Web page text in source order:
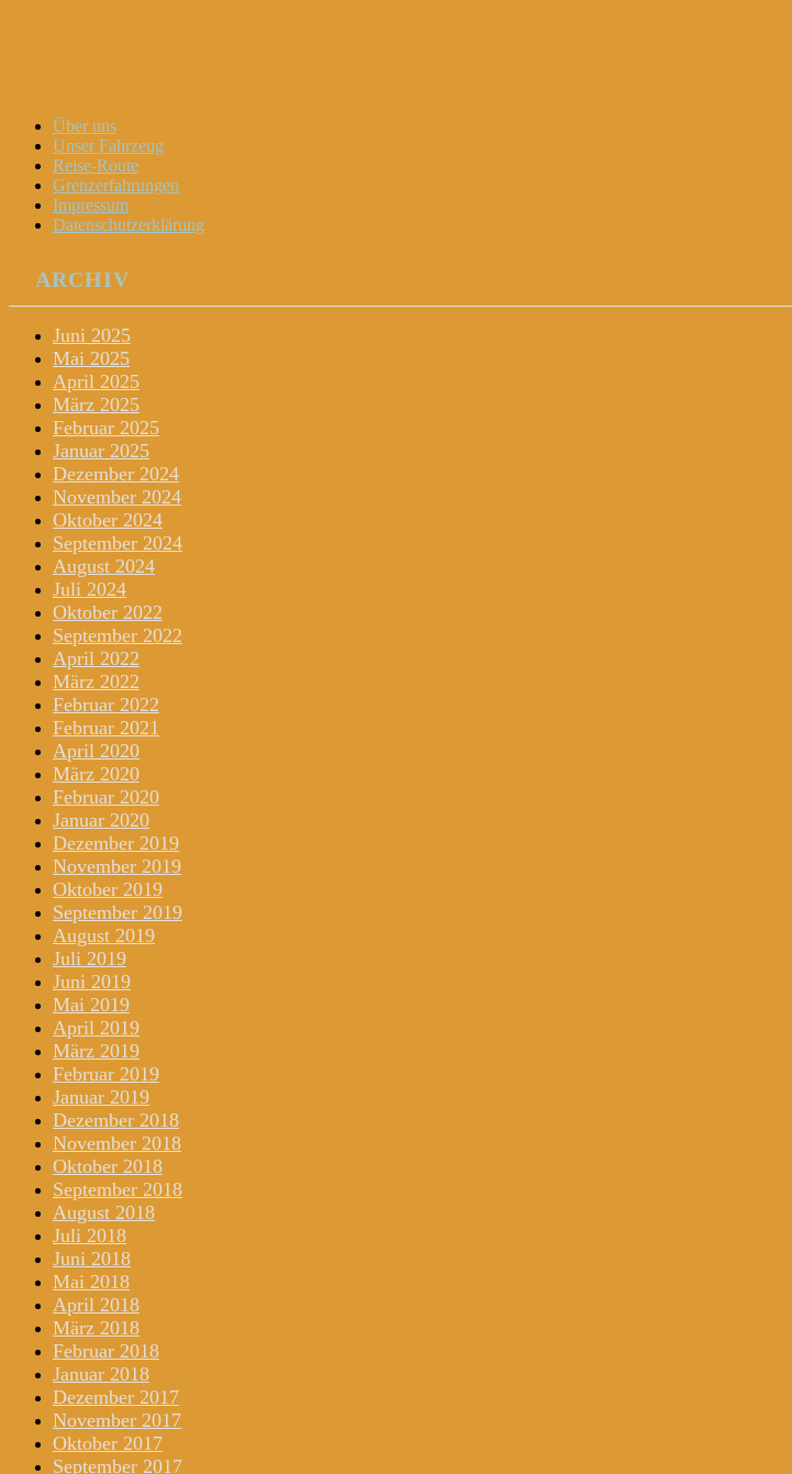
Menu
Widgets
Search
Skip
content
Über uns
Unser Fahrzeug
Reise-Route
Grenzerfahrungen
Impressum
Datenschutzerklärung
ARCHIV
Juni 2025
Mai 2025
April 2025
März 2025
Februar 2025
Januar 2025
Dezember 2024
November 2024
Oktober 2024
September 2024
August 2024
Juli 2024
Oktober 2022
September 2022
April 2022
März 2022
Februar 2022
Februar 2021
April 2020
März 2020
Februar 2020
Januar 2020
Dezember 2019
November 2019
Oktober 2019
September 2019
August 2019
Juli 2019
Juni 2019
Mai 2019
April 2019
März 2019
Februar 2019
Januar 2019
Dezember 2018
November 2018
Oktober 2018
September 2018
August 2018
Juli 2018
Juni 2018
Mai 2018
April 2018
März 2018
Februar 2018
Januar 2018
Dezember 2017
November 2017
Oktober 2017
September 2017